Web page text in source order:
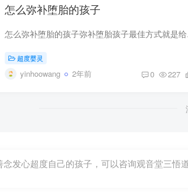
怎么弥补堕胎的孩子
怎么弥补堕胎的
超度婴灵
yinhoowang 2年前 0 227
发心超度自己的孩子，可以咨询观音堂三悟